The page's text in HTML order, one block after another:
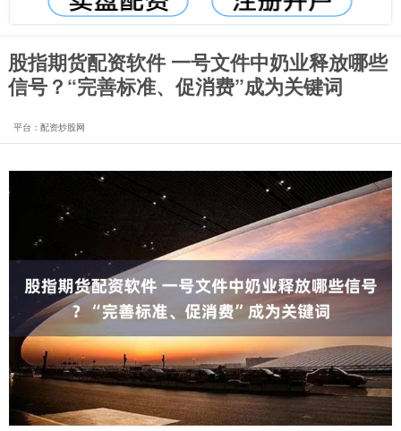
股指期货配资软件 一号文件中奶业释放哪些
信号？“完善标准、促消费”成为关键词
平台：配资炒股网